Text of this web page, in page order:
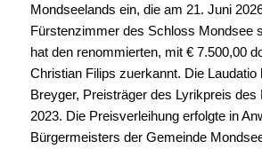
Mondseelands ein, die am 21. Juni
Fürstenzimmer des Schloss Mondsee
hat den renommierten, mit € 7.500,00
Christian Filips zuerkannt. Die Laudatio
Breyger, Preisträger des Lyrikpreis des
2023. Die Preisverleihung erfolgte in
Bürgermeisters der Gemeinde